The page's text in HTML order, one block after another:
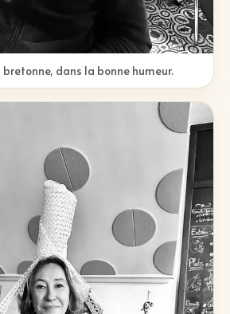
bretonne, dans la bonne humeur.